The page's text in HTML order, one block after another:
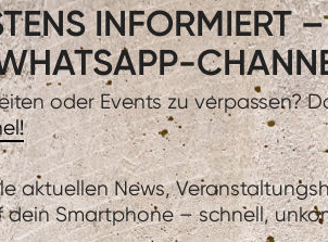
INFORMIERT
oder Events zu verpassen?
aktuellen News,
Smartphone – schnell,